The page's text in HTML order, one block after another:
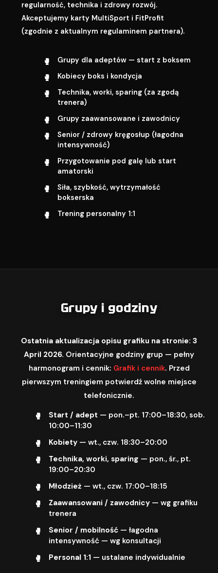
regularność, technika i zdrowy rozwój.
Akceptujemy karty MultiSport i FitProfit
(zgodnie z aktualnym regulaminem partnera).
Grupy dla adeptów — start z boksem
Kobiecy boks i kondycja
Technika, worki, sparing (za zgodą
trenera)
Grupy zaawansowane i zawodnicy
Senior / zdrowy kręgosłup (łagodna
intensywność)
Przygotowanie pod galę lub start
amatorski
Siła, szybkość, wytrzymałość
bokserska
Trening personalny 1:1
Grupy i godziny
Ostatnia aktualizacja opisu grafiku na stronie: 3
April 2026. Orientacyjne godziny grup — pełny
harmonogram i cennik: Grafik i cennik. Przed
pierwszym treningiem potwierdź wolne miejsce
telefonicznie.
Start / adept — pon.–pt. 17:00–18:30, sob.
10:00–11:30
Kobiety— wt., czw. 18:30–20:00
Technika, worki, sparing — pon., śr., pt.
19:00–20:30
Młodzież — wt., czw. 17:00–18:15
Zaawansowani / zawodnicy— wg grafiku
trenera
Senior / mobilność— łagodna
intensywność — wg konsultacji
Personal 1:1 — ustalane indywidualnie